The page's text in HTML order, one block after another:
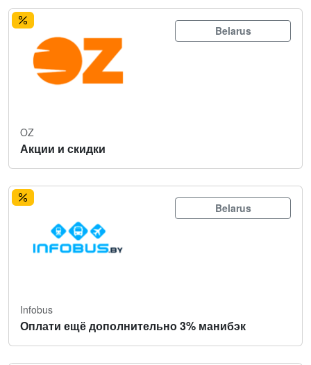
Belarus
OZ
Акции и скидки
Belarus
Infobus
Оплати ещё дополнительно 3% манибэк